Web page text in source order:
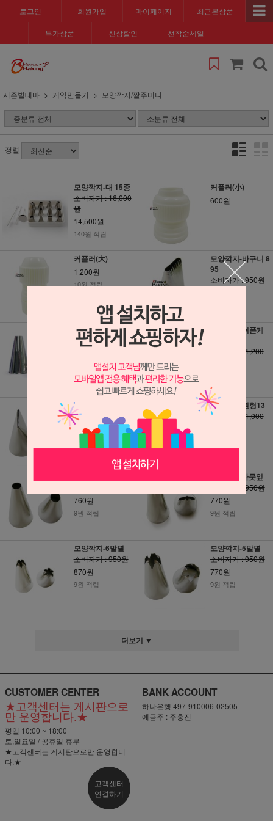
로그인 회원가입 마이페이지 최근본상품
특가상품 신상할인 선착순세일
시즌별테마 케익만들기 모양깍지/짤주머니
정렬
모양깍지-대 15종
소비자가 : 16,000
원
14,500원
140원 적립
커플러(小)
600원
커플러(大)
1,200원
10원 적립
모양깍지-바구니 8
95
소비자가 : 950원
모양깍지-원형10
소비자가 : 1,000
10원 적립
모양깍지-쉬폰케
소비자가 : 1,200
10원 적립
모양깍지-장미 1.7
cm 대사이즈
소비자가 : 950원
790원
9원 적립
모양깍지-원형13
소비자가 : 1,000
10원 적립
760원
9원 적립
모양깍지 나뭇잎
소비자가 : 950원
770원
9원 적립
모양깍지-6발별
소비자가 : 950원
870원
9원 적립
모양깍지-5발별
소비자가 : 950원
770원
9원 적립
더보기 ▼
CUSTOMER CENTER
★고객센터는 게시판으로
만 운영합니다.★
평일 10:00 ~ 18:00
토,일요일 / 공휴일 휴무
★고객센터는 게시판으로만 운영합니
다.★
고객센터
연결하기
BANK ACCOUNT
하나은행 497-910006-02505
예금주 : 주홍진